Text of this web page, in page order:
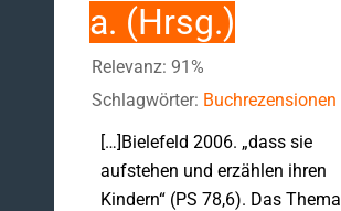
a. (Hrsg.)
Relevanz: 91%
Schlagwörter: Buchrezensionen
[…]Bielefeld 2006. „dass sie
aufstehen und erzählen ihren
Kindern“ (PS 78,6). Das Thema